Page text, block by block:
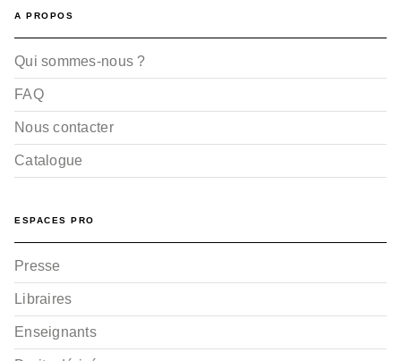
A PROPOS
Qui sommes-nous ?
FAQ
Nous contacter
Catalogue
ESPACES PRO
Presse
Libraires
Enseignants